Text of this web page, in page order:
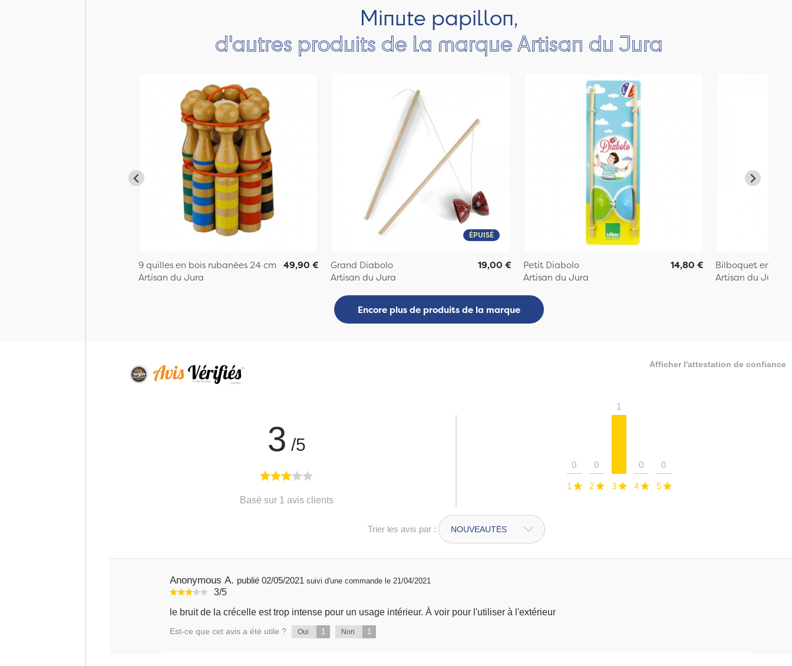
Minute papillon,
d'autres produits de la marque Artisan du Jura
9 quilles en bois rubanées 24 cm
Artisan du Jura
49,90 €
ÉPUISÉ
Grand Diabolo
Artisan du Jura
19,00 €
Petit Diabolo
Artisan du Jura
14,80 €
Bilboquet en
Artisan du Jura
Encore plus de produits de la marque
Afficher l'attestation de confiance
3 /5
Basé sur 1 avis clients
1
0
2
0
3
1
4
0
5
0
Trier les avis par :
Anonymous A. publié 02/05/2021suivi d'une commande le 21/04/2021
3/5
le bruit de la crécelle est trop intense pour un usage intérieur. À voir pour l'utiliser à l'extérieur
Est-ce que cet avis a été utile ? Oui 1 Non 1